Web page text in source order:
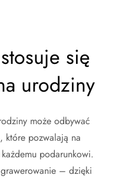
się
urodziny
może odbywać
które pozwalają na
podarunkowi.
– dzięki